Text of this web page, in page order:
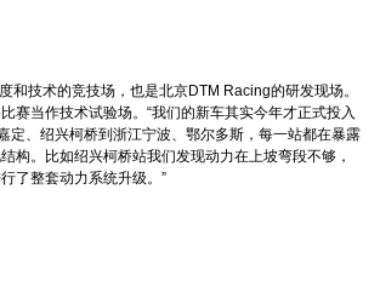
和技术的竞技场，也是北京DTM Racing的研发现场。
赛当作技术试验场。“我们的新车其实今年才正式投入
定、绍兴柯桥到浙江宁波、鄂尔多斯，每一站都在暴露
构。比如绍兴柯桥站我们发现动力在上坡弯段不够，
了整套动力系统升级。”